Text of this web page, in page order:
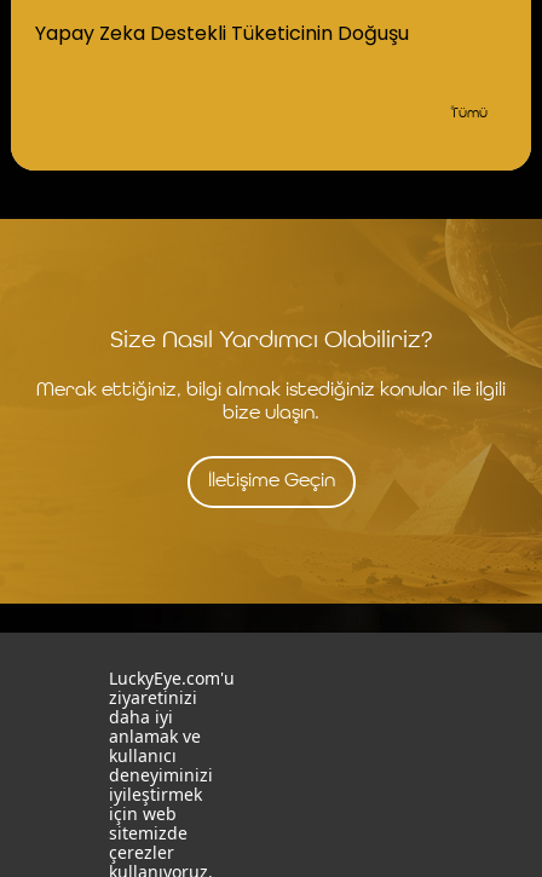
Yapay Zeka Destekli Tüketicinin Doğuşu
Tümü
Size Nasıl Yardımcı Olabiliriz?
Merak ettiğiniz, bilgi almak istediğiniz konular ile ilgili
bize ulaşın.
İletişime Geçin
19 Mayıs Mah. Turaboğlu Sok.
Hamdiye Yazgan İş Merkezi
Kozyatağı, Kadıköy, İstanbul
T: +90 216 355 03 19
Sosyal Medya
LuckyEye.com'u
ziyaretinizi
daha iyi
anlamak ve
kullanıcı
deneyiminizi
iyileştirmek
için web
sitemizde
çerezler
kullanıyoruz.